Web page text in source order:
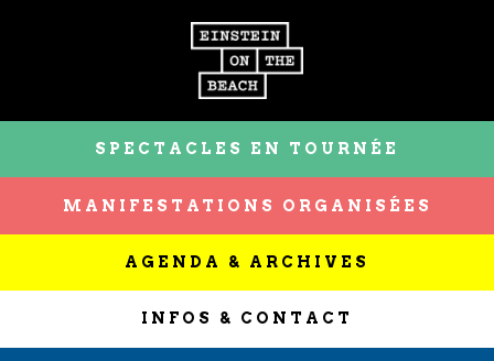
SPECTACLES EN TOURNÉE
MANIFESTATIONS ORGANISÉES
AGENDA & ARCHIVES
INFOS & CONTACT